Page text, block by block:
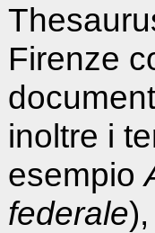
Firenze
inoltre i
esempio
federale